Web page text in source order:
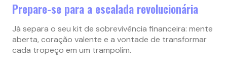
Prepare-se para a escalada revolucionária
Já separa o seu kit de sobrevivência financeira: mente
aberta, coração valente e a vontade de transformar
cada tropeço em um trampolim.